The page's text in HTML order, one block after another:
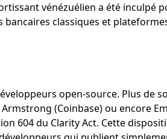
vénézuélien a été inculpé
classiques et
open-source. Plus de
(Coinbase) ou encore
604 du Clarity Act. Cette